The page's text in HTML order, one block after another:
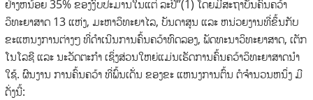
ຢ່າງຫນ້ອຍ 35% ຂອງງົບປະມານໃນແຕ່ ລະປີ”(1) ໂດຍມີສະຖາບັນຄົ້ນຄວ້າ
ວິທະຍາສາດ 13 ແຫ່ງ, ມະຫາວິທະຍາໄລ, ບັນດາສູນ ແລະ ຫນ່ວຍງານທີ່ຂຶ້ນກັບ
ຂະແຫນງການຕ່າງໆ ທີ່ດໍາເນີນການຄົ້ນຄວ້າທົດລອງ, ພັດທະນາວິທະຍາສາດ, ເຕັກ
ໂນໂລຊີ ແລະ ນະວັດຕະກໍາ ເຊິ່ງສ່ວນໃຫຍ່ແມ່ນເຮັດການຄົ້ນຄວ້າວິທະຍາສາດນໍາ
ໃຊ້. ຜົນງານ ການຄົ້ນຄວ້າ ທີ່ພົ້ນເດັ່ນ ຂອງຂະ ແຫນງການຕົ້ນ ຕໍຈໍານວນຫນຶ່ງ ມີ
ດັ່ງນີ້: